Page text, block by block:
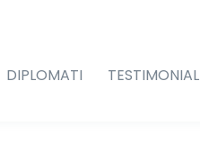
DIPLOMATI TESTIMONIAL